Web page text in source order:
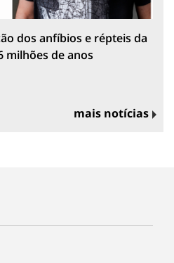
dos anfíbios e répteis da
milhões de anos
mais notícias